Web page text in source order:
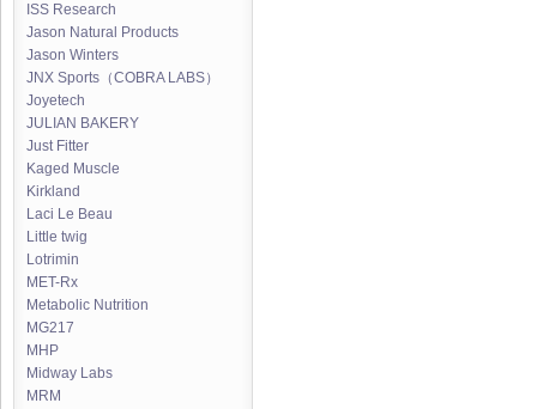
ISS Research
Jason Natural Products
Jason Winters
JNX Sports（COBRA LABS）
Joyetech
JULIAN BAKERY
Just Fitter
Kaged Muscle
Kirkland
Laci Le Beau
Little twig
Lotrimin
MET-Rx
Metabolic Nutrition
MG217
MHP
Midway Labs
MRM